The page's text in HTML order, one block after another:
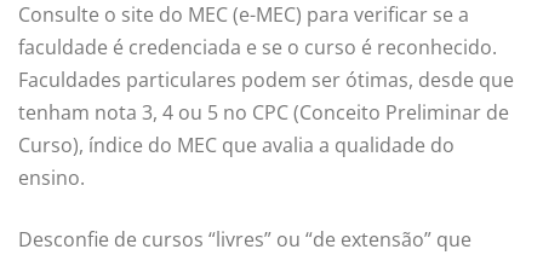
Consulte o site do MEC (e-MEC) para verificar se a
faculdade é credenciada e se o curso é reconhecido.
Faculdades particulares podem ser ótimas, desde que
tenham nota 3, 4 ou 5 no CPC (Conceito Preliminar de
Curso), índice do MEC que avalia a qualidade do
ensino.
Desconfie de cursos “livres” ou “de extensão” que